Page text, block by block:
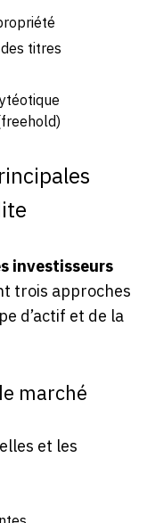
titres
investisseurs
trois approches
d’actif et de la
marché
et les